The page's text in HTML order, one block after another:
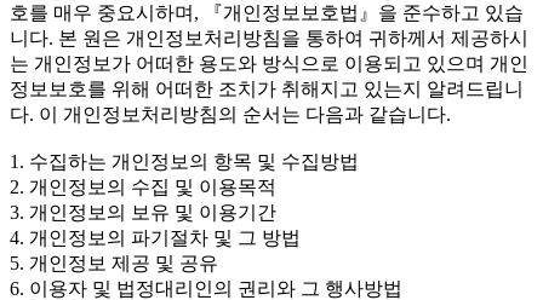
호를 매우 중요시하며, 『개인정보보호법』을 준수하고 있습
니다. 본 원은 개인정보처리방침을 통하여 귀하께서 제공하시
는 개인정보가 어떠한 용도와 방식으로 이용되고 있으며 개인
정보보호를 위해 어떠한 조치가 취해지고 있는지 알려드립니
다. 이 개인정보처리방침의 순서는 다음과 같습니다.
1. 수집하는 개인정보의 항목 및 수집방법
2. 개인정보의 수집 및 이용목적
3. 개인정보의 보유 및 이용기간
4. 개인정보의 파기절차 및 그 방법
5. 개인정보 제공 및 공유
6. 이용자 및 법정대리인의 권리와 그 행사방법